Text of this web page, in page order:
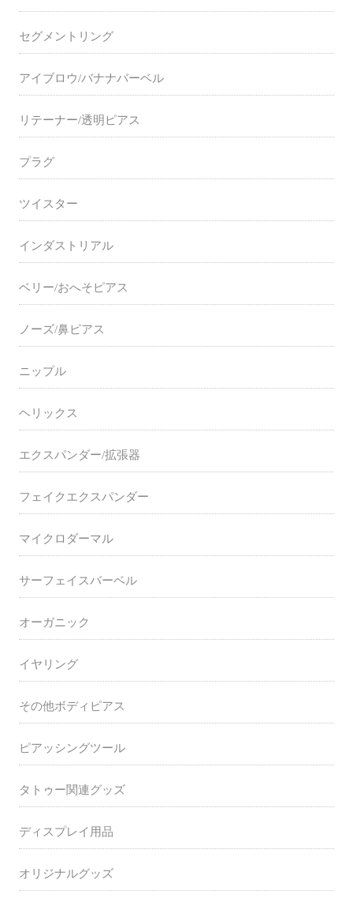
セグメントリング
アイブロウ/バナナバーベル
リテーナー/透明ピアス
プラグ
ツイスター
インダストリアル
ベリー/おへそピアス
ノーズ/鼻ピアス
ニップル
ヘリックス
エクスパンダー/拡張器
フェイクエクスパンダー
マイクロダーマル
サーフェイスバーベル
オーガニック
イヤリング
その他ボディピアス
ピアッシングツール
タトゥー関連グッズ
ディスプレイ用品
オリジナルグッズ